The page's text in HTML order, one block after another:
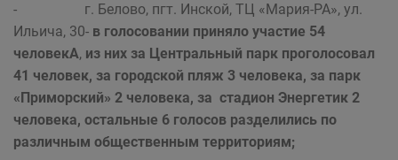
- г. Белово, пгт. Инской, ТЦ «Мария-РА», ул.
Ильича, 30- в голосовании приняло участие 54
человекА, из них за Центральный парк проголосовал
41 человек, за городской пляж 3 человека, за парк
«Приморский» 2 человека, за стадион Энергетик 2
человека, остальные 6 голосов разделились по
различным общественным территориям;